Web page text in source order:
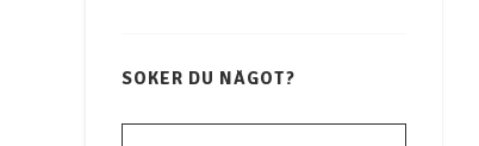
SÖKER DU NÅGOT?